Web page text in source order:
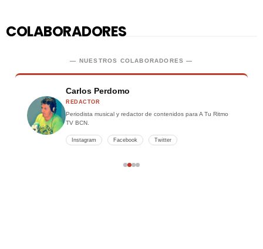
COLABORADORES
— NUESTROS COLABORADORES —
Carlos Perdomo
REDACTOR
Periodista musical y redactor de contenidos para A Tu Ritmo
TV BCN.
Instagram Facebook Twitter